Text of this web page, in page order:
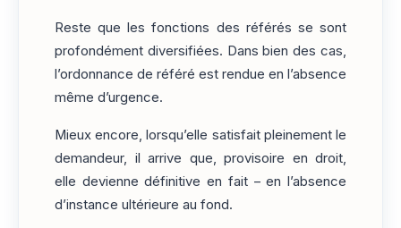
Reste que les fonctions des référés se sont
profondément diversifiées. Dans bien des cas,
l’ordonnance de référé est rendue en l’absence
même d’urgence.
Mieux encore, lorsqu’elle satisfait pleinement le
demandeur, il arrive que, provisoire en droit,
elle devienne définitive en fait – en l’absence
d’instance ultérieure au fond.